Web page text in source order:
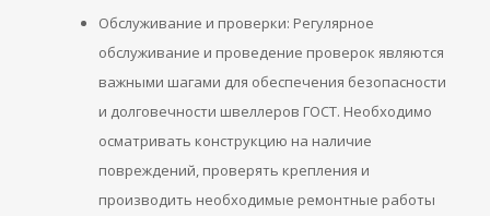
Обслуживание и проверки: Регулярное
обслуживание и проведение проверок являются
важными шагами для обеспечения безопасности
и долговечности швеллеров ГОСТ. Необходимо
осматривать конструкцию на наличие
повреждений, проверять крепления и
производить необходимые ремонтные работы